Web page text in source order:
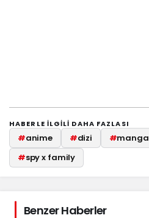
HABERLE ILGILI DAHA FAZLASI
#anime #dizi #manga
#spy x family
Benzer Haberler